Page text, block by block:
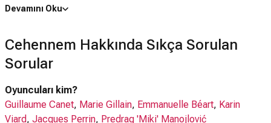
bölümü Heaven / Cennet, 2001 yılında Tom Tykwer tarafından
evine döner, fakat karısı tarafından reddedilir. Alevlenen
tartışma sonucu adam, üç kızı Sophie, Céline ve Anne'ın
gözleri önünde intihar eder. Günümüz Paris'i... Üç kız kardeş
kopmuştur ve çocukluklarında yaşadıkları trajedinin izlerini
hâlâ taşımaktadırlar. Kardeşler, beklenmeyen bir açıklama
Devamını Oku
Cehennem Hakkında Sıkça Sorulan
Sorular
Oyuncuları kim?
Guillaume Canet, Marie Gillain, Emmanuelle Béart, Karin
Viard, Jacques Perrin, Predrag 'Miki' Manojlović